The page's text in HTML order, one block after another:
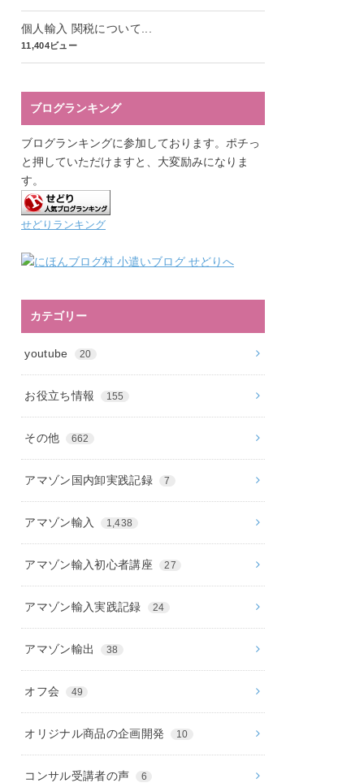
個人輸入 関税について...
11,404ビュー
ブログランキング
ブログランキングに参加しております。ポチっ
と押していただけますと、大変励みになりま
す。
せどりランキング
カテゴリー
youtube 20
お役立ち情報 155
その他 662
アマゾン国内卸実践記録 7
アマゾン輸入 1,438
アマゾン輸入初心者講座 27
アマゾン輸入実践記録 24
アマゾン輸出 38
オフ会 49
オリジナル商品の企画開発 10
コンサル受講者の声 6